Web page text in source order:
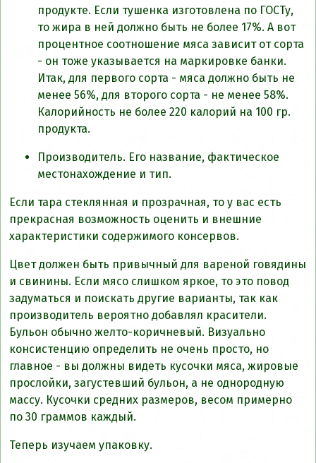
продукте. Если тушенка изготовлена по ГОСТу,
то жира в ней должно быть не более 17%. А вот
процентное соотношение мяса зависит от сорта
- он тоже указывается на маркировке банки.
Итак, для первого сорта - мяса должно быть не
менее 56%, для второго сорта - не менее 58%.
Калорийность не более 220 калорий на 100 гр.
продукта.
Производитель. Его название, фактическое
местонахождение и тип.
Если тара стеклянная и прозрачная, то у вас есть
прекрасная возможность оценить и внешние
характеристики содержимого консервов.
Цвет должен быть привычный для вареной говядины
и свинины. Если мясо слишком яркое, то это повод
задуматься и поискать другие варианты, так как
производитель вероятно добавлял красители.
Бульон обычно желто-коричневый. Визуально
консистенцию определить не очень просто, но
главное - вы должны видеть кусочки мяса, жировые
прослойки, загустевший бульон, а не однородную
массу. Кусочки средних размеров, весом примерно
по 30 граммов каждый.
Теперь изучаем упаковку.